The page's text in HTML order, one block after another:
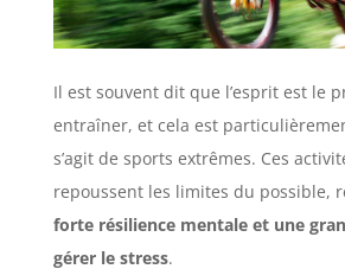
Il est souvent dit que l’esprit est le
entraîner, et cela est
s’agit de sports extrêmes. Ces
repoussent les limites du possible,
forte résilience mentale et une
gérer le stress.